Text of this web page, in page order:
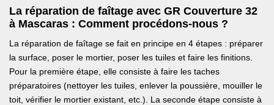
La réparation de faîtage avec GR Couverture 32
à Mascaras : Comment procédons-nous ?
La réparation de faîtage se fait en principe en 4 étapes : préparer
la surface, poser le mortier, poser les tuiles et faire les finitions.
Pour la première étape, elle consiste à faire les taches
préparatoires (nettoyer les tuiles, enlever la poussière, mouiller le
toit, vérifier le mortier existant, etc.). La seconde étape consiste à